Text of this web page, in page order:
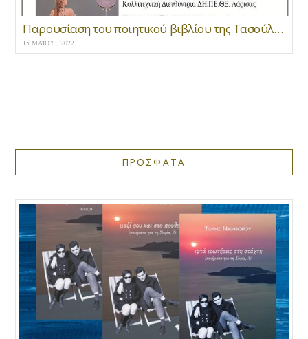
Παρουσίαση του ποιητικού βιβλίου της Τασούλας Τσιλιμένη “Η αφωνία του απογεύματος “
15 ΜΑΪ́ΟΥ , 2022
ΠΡΟΣΦΑΤΑ